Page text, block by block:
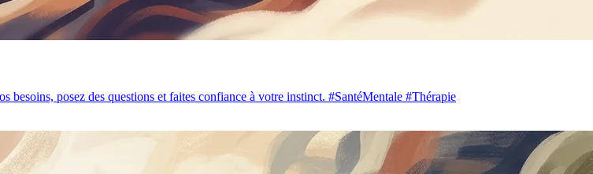
posez des questions et faites confiance à votre instinct. #SantéMentale #Thérapie